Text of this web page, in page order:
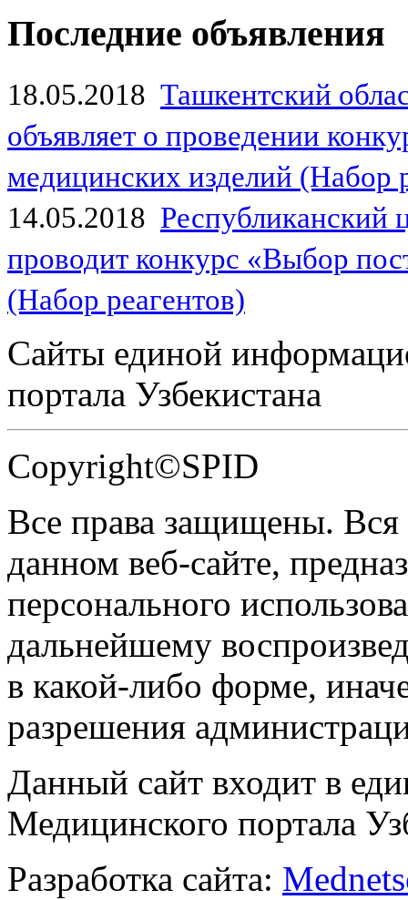
Последние объявления
18.05.2018 Ташкентский
объявляет о проведении
медицинских изделий (Набор
14.05.2018
проводит конкурс «Выбор
(Набор реагентов)
Сайты единой
портала Узбекистана
Copyright©SPID
Все права защищены.
данном веб-сайте,
персонального
дальнейшему
в какой-либо форме,
разрешения
Данный сайт входит в
Медицинского портала
Разработка сайта: